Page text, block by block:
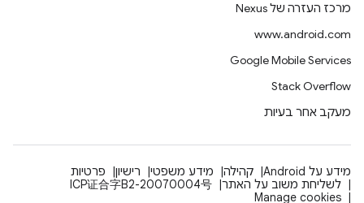
מרכז העזרה של Nexus
www.android.com
Google Mobile Services
Stack Overflow
מעקב אחר בעיות
מידע על Android קהילה מידע משפטי רישיון
פרטיות
לשליחת משוב על האתר
ICP证合字B2-20070004号
Manage cookies